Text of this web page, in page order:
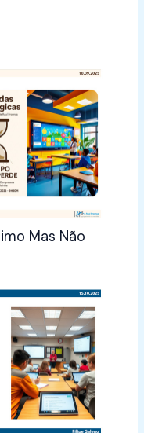
Mas Não